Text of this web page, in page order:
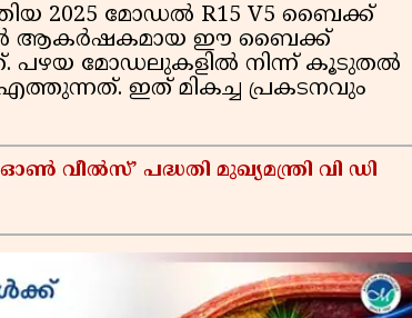
2025 മോഡൽ R15 V5 ബൈക്ക്
ആകർഷകമായ ഈ ബൈക്ക്
പഴയ മോഡലുകളിൽ നിന്ന് കൂടുതൽ
ഇത് മികച്ച പ്രകടനവും
വീൽസ്’ പദ്ധതി മുഖ്യമന്ത്രി വി ഡി